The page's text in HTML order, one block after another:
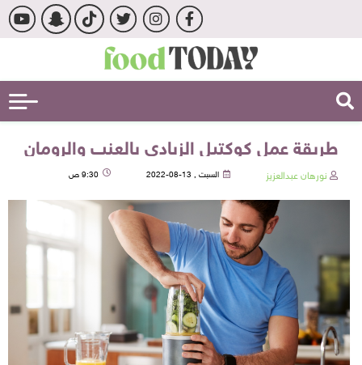
طريقة عمل كوكتيل الزبادي بالعنب والرومان
نورهان عبدالعزيز السبت , 13-08-2022 9:30 ص